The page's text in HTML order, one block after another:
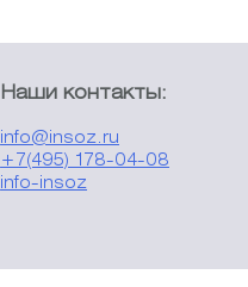
Наши контакты:
info@insoz.ru
+7(495) 178-04-08
info-insoz